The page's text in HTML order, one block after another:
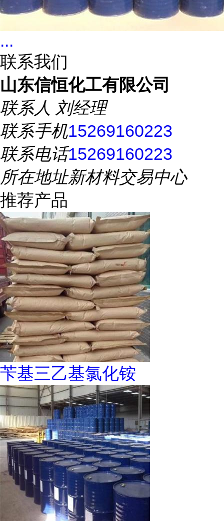
...
联系我们
山东信恒化工有限公司
联系人 刘经理
联系手机15269160223
联系电话15269160223
所在地址新材料交易中心
推荐产品
苄基三乙基氯化铵